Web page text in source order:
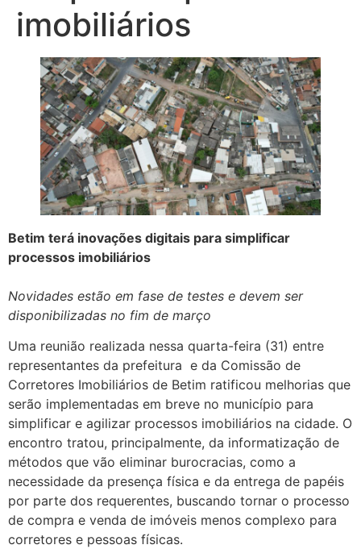
imobiliários
Betim terá inovações digitais para simplificar
processos imobiliários
Novidades estão em fase de testes e devem ser
disponibilizadas no fim de março
Uma reunião realizada nessa quarta-feira (31) entre
representantes da prefeitura e da Comissão de
Corretores Imobiliários de Betim ratificou melhorias que
serão implementadas em breve no município para
simplificar e agilizar processos imobiliários na cidade. O
encontro tratou, principalmente, da informatização de
métodos que vão eliminar burocracias, como a
necessidade da presença física e da entrega de papéis
por parte dos requerentes, buscando tornar o processo
de compra e venda de imóveis menos complexo para
corretores e pessoas físicas.